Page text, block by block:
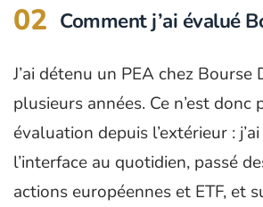
02 Comment j’ai évalué
J’ai détenu un PEA chez
plusieurs années. Ce n’est donc
évaluation depuis l’extérieur :
l’interface au quotidien, passé
actions européennes et ETF, et